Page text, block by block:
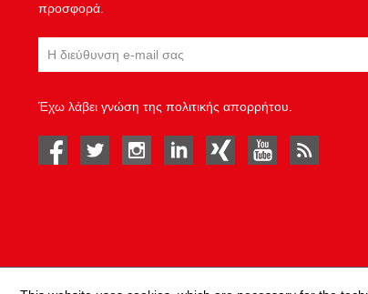
προσφορά.
Έχω λάβει γνώση της πολιτικής απορρήτου
facebook twitter instagramlinked in Xing youtube